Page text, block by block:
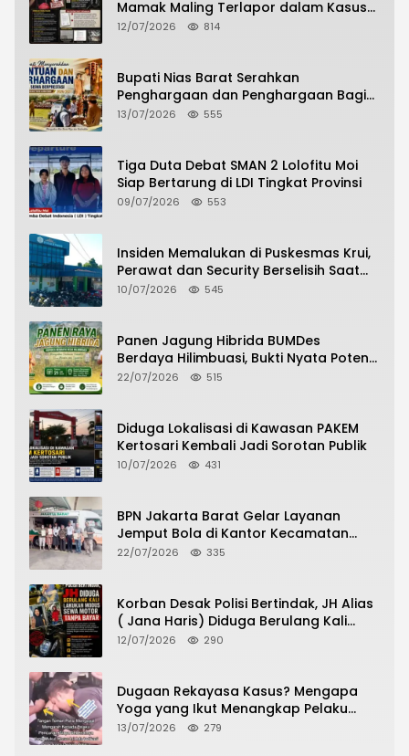
Mamak Maling Terlapor dalam Kasus
Dugaan Penipuan Bermodus Surat
12/07/2026 814
Bupati Nias Barat Serahkan
Penghargaan dan Penghargaan Bagi
Siswa Berprestasi Pada Pembukaan TA
13/07/2026 555
Tiga Duta Debat SMAN 2 Lolofitu Moi
Siap Bertarung di LDI Tingkat Provinsi
09/07/2026 553
Insiden Memalukan di Puskesmas Krui,
Perawat dan Security Berselisih Saat
Pelayanan Pasien Berlangsung
10/07/2026 545
Panen Jagung Hibrida BUMDes
Berdaya Hilimbuasi, Bukti Nyata Potensi
Pertanian Desa
22/07/2026 515
Diduga Lokalisasi di Kawasan PAKEM
Kertosari Kembali Jadi Sorotan Publik
10/07/2026 431
BPN Jakarta Barat Gelar Layanan
Jemput Bola di Kantor Kecamatan
Grogol Petamburan, Warga Antusias
22/07/2026 335
Korban Desak Polisi Bertindak, JH Alias
( Jana Haris) Diduga Berulang Kali
Lakukan Modus Sewa Motor Tanpa
12/07/2026 290
Dugaan Rekayasa Kasus? Mengapa
Yoga yang Ikut Menangkap Pelaku
Pencurian Toko Ponsel di Pancur Batu
13/07/2026 279